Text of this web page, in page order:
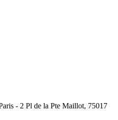
- 2 Pl de la Pte Maillot, 75017